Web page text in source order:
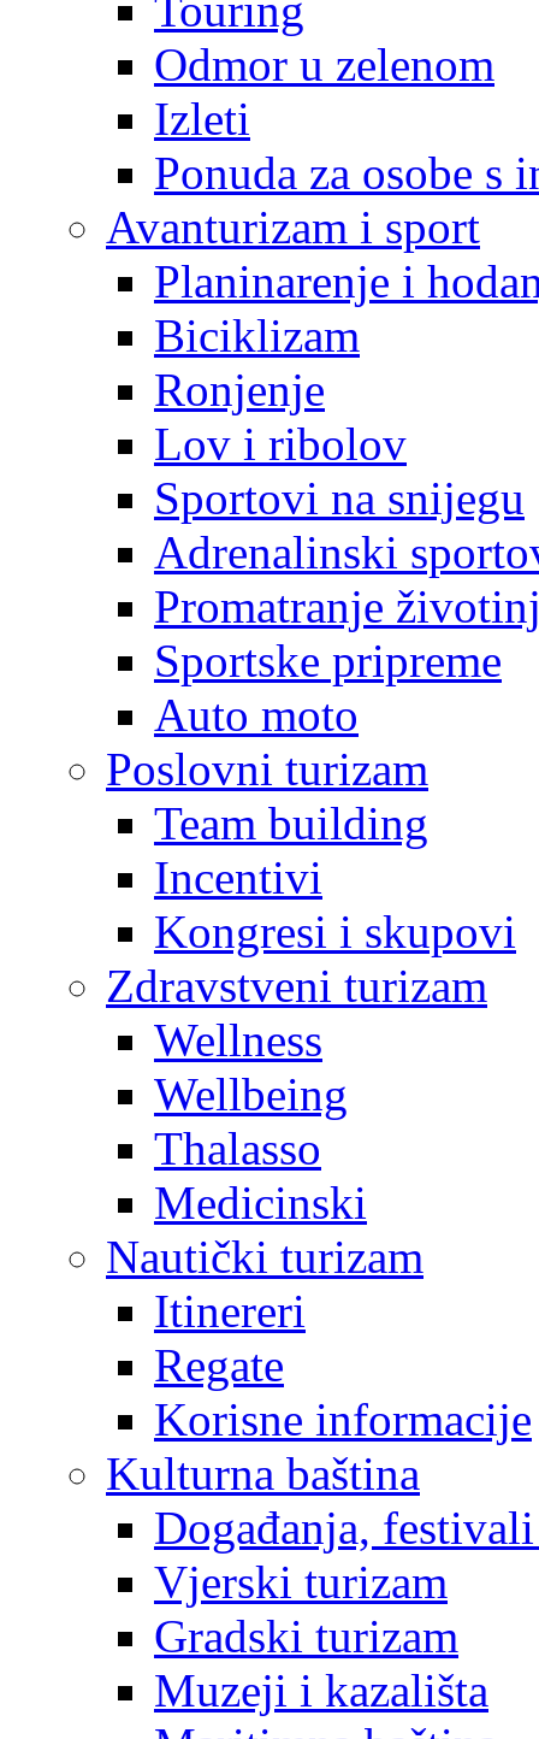
Odmor u zelenom
Izleti
Ponuda za osobe s
Avanturizam i sport
Planinarenje i
Biciklizam
Ronjenje
Lov i ribolov
Sportovi na snijegu
Adrenalinski
Promatranje
Sportske pripreme
Auto moto
Poslovni turizam
Team building
Incentivi
Kongresi i skupovi
Zdravstveni turizam
Wellness
Wellbeing
Thalasso
Medicinski
Nautički turizam
Itinereri
Regate
Korisne informacije
Kulturna baština
Događanja,
Vjerski turizam
Gradski turizam
Muzeji i kazališta